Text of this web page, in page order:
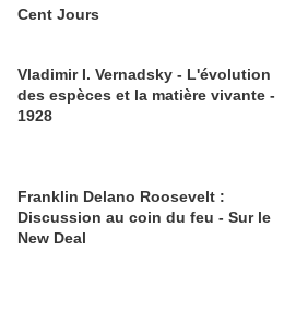
Cent Jours
Vladimir I. Vernadsky - L'évolution
des espèces et la matière vivante -
1928
Franklin Delano Roosevelt :
Discussion au coin du feu - Sur le
New Deal